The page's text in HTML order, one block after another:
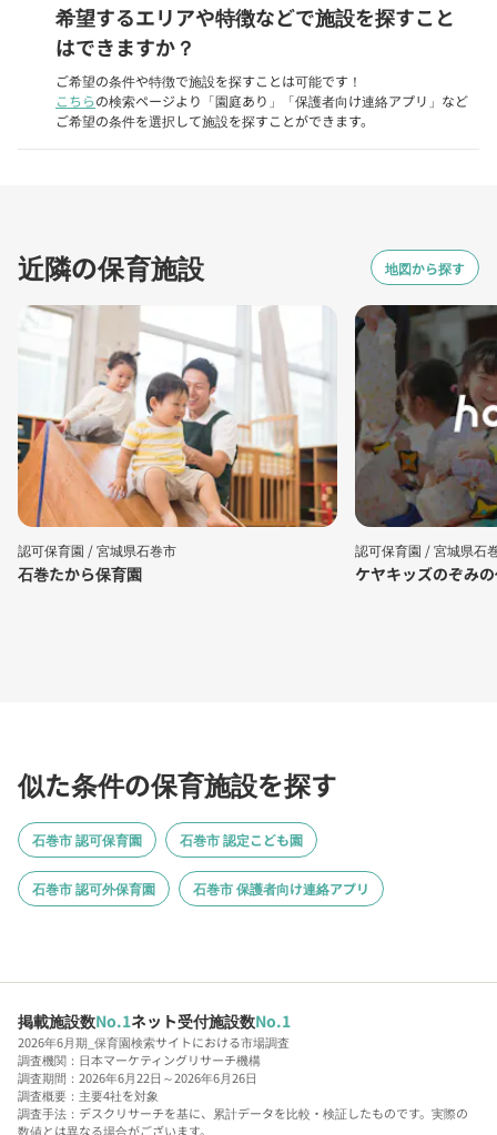
希望するエリアや特徴などで施設を探すこと
はできますか？
ご希望の条件や特徴で施設を探すことは可能です！
こちらの検索ページより「園庭あり」「保護者向け連絡アプリ」など
ご希望の条件を選択して施設を探すことができます。
近隣の保育施設 地図から探す
認可保育園 /宮城県石巻市
石巻たから保育園
認可保育園 /宮城県石
ケヤキッズのぞみ
似た条件の保育施設を探す
石巻市 認可保育園 石巻市 認定こども園
石巻市 認可外保育園 石巻市 保護者向け連絡アプリ
掲載施設数No.1ネット受付施設数No.1
2026年6月期_保育園検索サイトにおける市場調査
調査機関：日本マーケティングリサーチ機構
調査期間：2026年6月22日～2026年6月26日
調査概要：主要4社を対象
調査手法：デスクリサーチを基に、累計データを比較・検証したものです。実際の
数値とは異なる場合がございます。